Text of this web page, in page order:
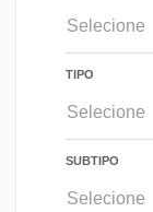
Selecione
TIPO
Selecione
SUBTIPO
Selecione